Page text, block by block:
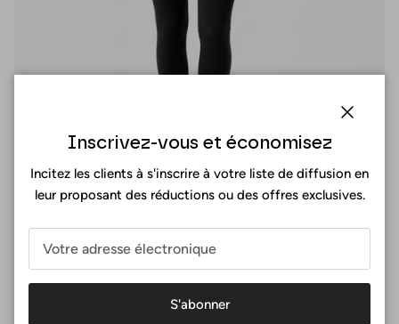
Un ajustement parfait
Chez Surania, la coupe parfaite n'est pas une question de
Inscrivez-vous et économisez
Incitez les clients à s'inscrire à votre liste de diffusion en
leur proposant des réductions ou des offres exclusives.
S'abonner